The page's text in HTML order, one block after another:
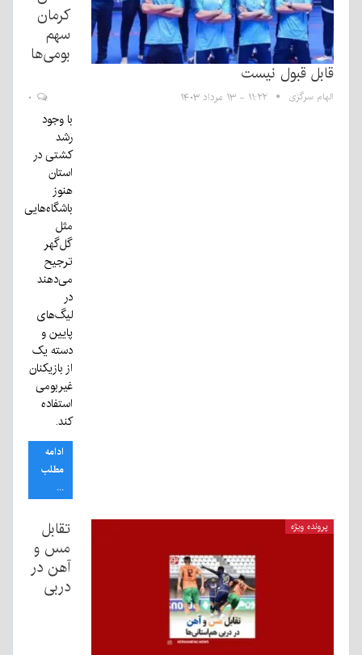
کرمان
سهم
بومی‌ها
قابل قبول نیست
الهام سرگزی ۱۱:۲۲ - ۱۳ مرداد ۱۴۰۳
با وجود
رشد
کشتی در
استان
هنوز
باشگاه‌هایی
مثل
گل‌گهر
ترجیح
می‌دهند
در
لیگ‌های
پایین و
دسته یک
از بازیکنان
غیربومی
استفاده
کند.
ادامه
مطلب
...
پرونده ویژه
تقابل
مس و
آهن در
دربی